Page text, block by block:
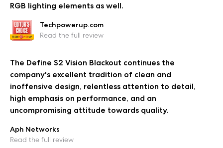
RGB lighting elements as well.
Techpowerup.com
Read the full review
The Define S2 Vision Blackout continues the
company's excellent tradition of clean and
inoffensive design, relentless attention to detail,
high emphasis on performance, and an
uncompromising attitude towards quality.
Aph Networks
Read the full review